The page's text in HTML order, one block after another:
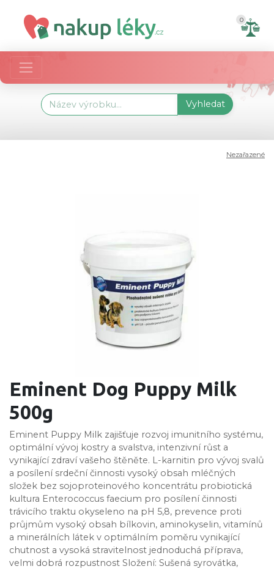
0
Vyhledat
Nezařazené
Eminent Dog Puppy Milk
500g
Eminent Puppy Milk zajišťuje rozvoj imunitního systému,
optimální vývoj kostry a svalstva, intenzivní růst a
vynikající zdraví vašeho štěněte. L-karnitin pro vývoj svalů
a posílení srdeční činnosti vysoký obsah mléčných
složek bez sojoproteinového koncentrátu probiotická
kultura Enterococcus faecium pro posílení činnosti
trávicího traktu okyseleno na pH 5,8, prevence proti
průjmům vysoký obsah bílkovin, aminokyselin, vitamínů
a minerálních látek v optimálním poměru vynikající
chutnost a vysoká stravitelnost jednoduchá příprava,
velmi dobrá rozpustnost Složení: Sušená syrovátka,